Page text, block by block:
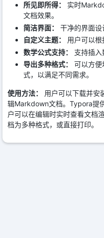
所见即所得：
实时
文档效果。
简洁界面：
干净的界面设
自定义主题：
用户可以根
数学公式支持：
支持插入
导出多种格式：
可以方
式，以满足不同需求。
使用方法：
用户可以下载并安
辑Markdown文档。Typora提
户可以在编辑时实时查看文档
档为多种格式，或直接打印。